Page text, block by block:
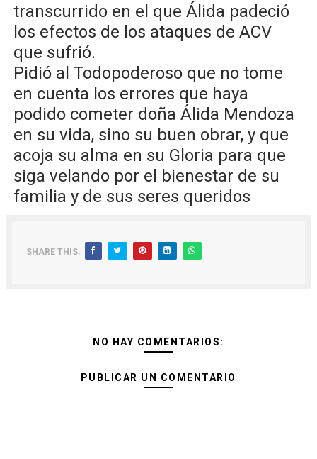
transcurrido en el que Álida padeció
los efectos de los ataques de ACV
que sufrió.
Pidió al Todopoderoso que no tome
en cuenta los errores que haya
podido cometer doña Álida Mendoza
en su vida, sino su buen obrar, y que
acoja su alma en su Gloria para que
siga velando por el bienestar de su
familia y de sus seres queridos
SHARE THIS:
NO HAY COMENTARIOS:
PUBLICAR UN COMENTARIO